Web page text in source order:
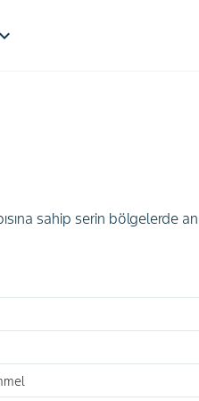
keyboard_arrow_down
sahip serin bölgelerde